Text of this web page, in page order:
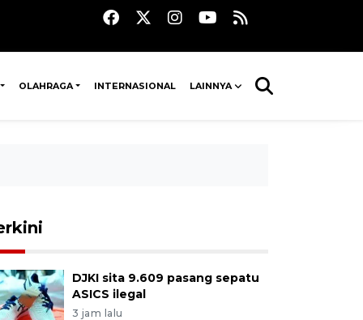
OLAHRAGA INTERNASIONAL LAINNYA
DJKI sita 9.609 pasang sepatu
ASICS ilegal
3 jam lalu